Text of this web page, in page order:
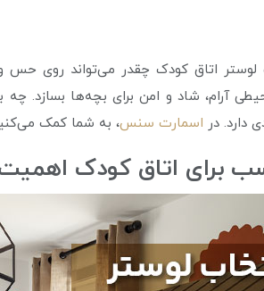
لوستر اتاق کودک چقدر می‌تواند روی
آرام، شاد و امن برای بچه‌ها بسازد. چه
در اسمارت سنس، به شما کمک
برای اتاق کودک اهمیت